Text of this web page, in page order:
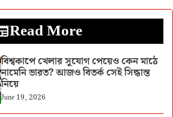
Read More
বিশ্বকাপে খেলার সুযোগ পেয়েও কেন মাঠে
নামেনি ভারত? আজও বিতর্ক সেই সিদ্ধান্ত
নিয়ে
June 19, 2026